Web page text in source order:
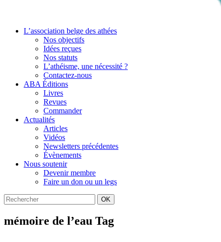
L’association belge des athées
Nos objectifs
Idées reçues
Nos statuts
L’athéisme, une nécessité ?
Contactez-nous
ABA Éditions
Livres
Revues
Commander
Actualités
Articles
Vidéos
Newsletters précédentes
Évènements
Nous soutenir
Devenir membre
Faire un don ou un legs
OK
mémoire de l’eau Tag